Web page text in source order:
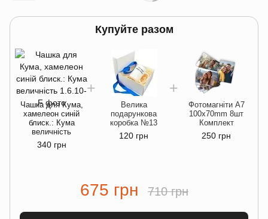
Купуйте разом
Чашка для Кума,
хамелеон синій
блиск.: Кума
величність
340 грн
Велика
подарункова
коробка №13
120 грн
Фотомагніти A7
100x70mm 8шт
Комплект
250 грн
675 грн 710 грн